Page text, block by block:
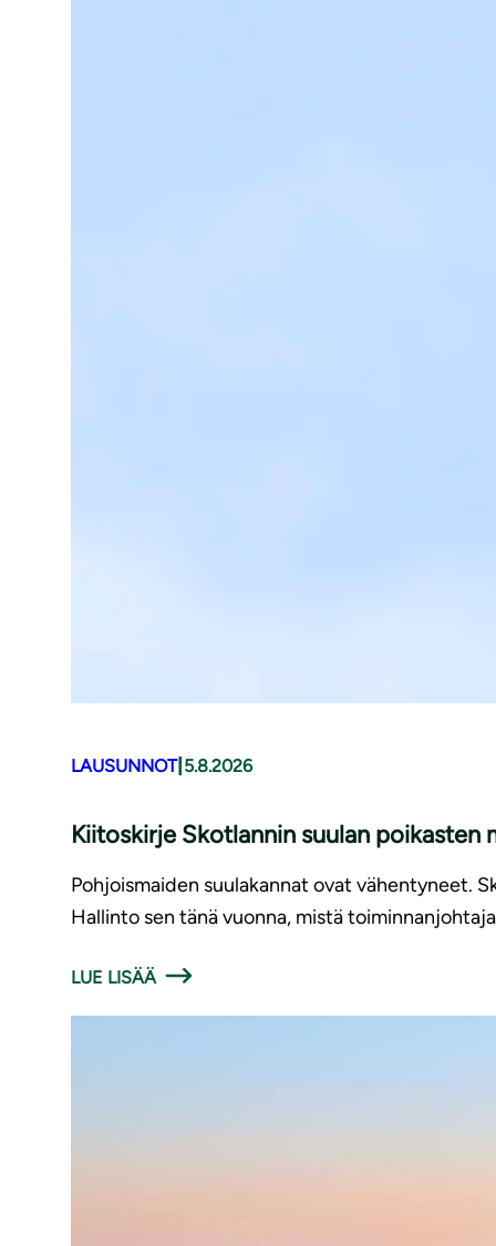
LAUSUNNOT| 5.8.2026
Kiitoskirje Skotlannin suulan poikasten
Pohjoismaiden suulakannat ovat vähentyneet.
Hallinto sen tänä vuonna, mistä
LUE LISÄÄ